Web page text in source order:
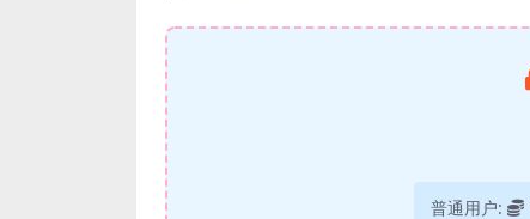
普通用户: